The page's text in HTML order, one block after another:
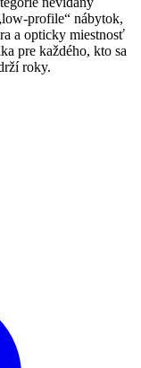
profile“ nábytok,
a opticky miestnosť
pre každého, kto sa
roky.